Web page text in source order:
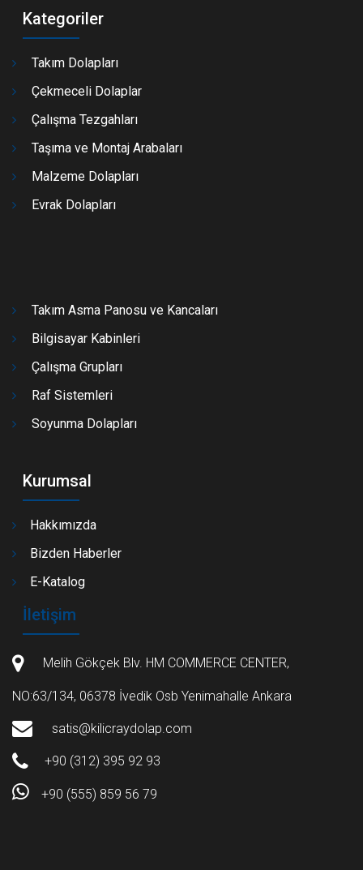
Kategoriler
Takım Dolapları
Çekmeceli Dolaplar
Çalışma Tezgahları
Taşıma ve Montaj Arabaları
Malzeme Dolapları
Evrak Dolapları
Takım Asma Panosu ve Kancaları
Bilgisayar Kabinleri
Çalışma Grupları
Raf Sistemleri
Soyunma Dolapları
Kurumsal
Hakkımızda
Bizden Haberler
E-Katalog
İletişim
Melih Gökçek Blv. HM COMMERCE CENTER,
NO:63/134, 06378 İvedik Osb Yenimahalle Ankara
satis@kilicraydolap.com
+90 (312) 395 92 93
+90 (555) 859 56 79